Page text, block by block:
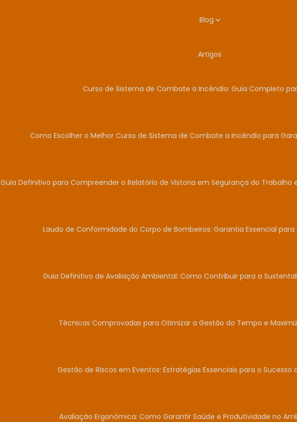
Blog
Artigos
Curso de Sistema de Combate a Incêndio: Guia Completo
Como Escolher o Melhor Curso de Sistema de Combate a Incêndio para
Guia Definitivo para Compreender o Relatório de Vistoria em Segurança do Trabalho
Laudo de Conformidade do Corpo de Bombeiros: Garantia Essencial
Guia Definitivo de Avaliação Ambiental: Como Contribuir para a
Técnicas Comprovadas para Otimizar a Gestão do Tempo e
Gestão de Riscos em Eventos: Estratégias Essenciais para o Sucesso
Avaliação Ergonômica: Como Garantir Saúde e Produtividade no